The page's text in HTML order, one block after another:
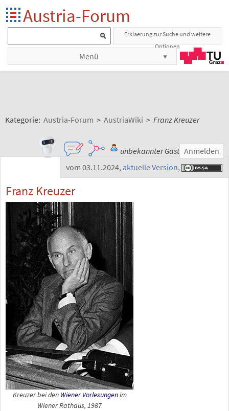
Austria-Forum
Erklaerung zur Suche und weitere
Optionen
Menü
Kategorie: Austria-Forum > AustriaWiki > Franz Kreuzer
unbekannter Gast Anmelden
vom 03.11.2024, aktuelle Version,
Franz Kreuzer
Kreuzer bei den Wiener Vorlesungenim
Wiener Rathaus, 1987